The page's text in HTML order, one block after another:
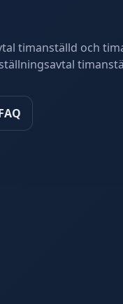
timanställd och